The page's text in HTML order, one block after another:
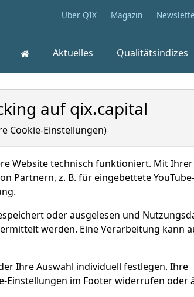
Über QIX Magazin
Aktuelles Qualitätsindizes
auf qix.capital
Cookie-Einstellungen)
Website technisch funktioniert. Mit Ihrer
Partnern, z. B. für eingebettete
oder ausgelesen und
werden. Eine Verarbeitung kann
Ihre Auswahl individuell festlegen. Ihre
Einstellungen im Footer widerrufen oder